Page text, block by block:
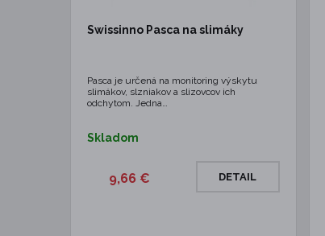
Swissinno Pasca na slimáky
Pasca je určená na monitoring výskytu
slimákov, slzniakov a slizovcov ich
odchytom. Jedna…
Skladom
9,66 € DETAIL